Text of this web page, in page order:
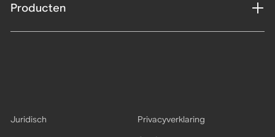
Producten
Juridisch
Privacyverklaring